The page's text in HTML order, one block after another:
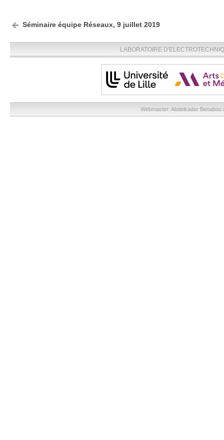
Séminaire équipe Réseaux, 9 juillet 2019
LABORATOIRE
Webmaster: Abdelkader Benabou